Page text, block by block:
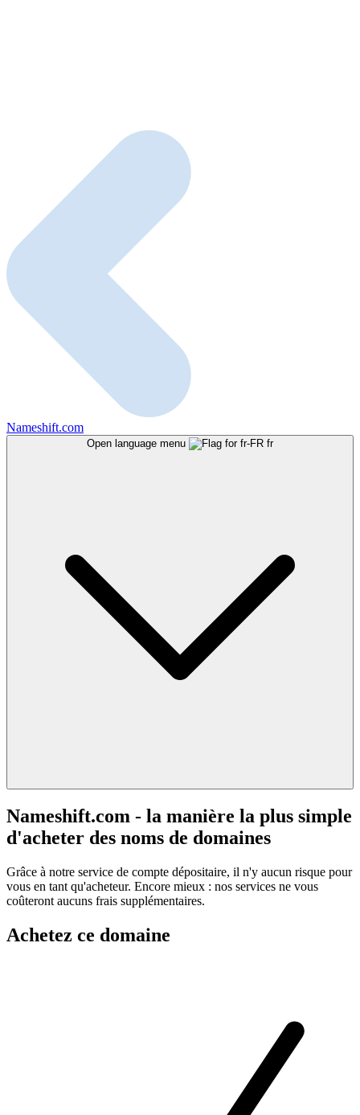
Nameshift.com
Open language menu fr
Nameshift.com - la manière la plus simple
d'acheter des noms de domaines
Grâce à notre service de compte dépositaire, il n'y aucun risque pour
vous en tant qu'acheteur. Encore mieux : nos services ne vous
coûteront aucuns frais supplémentaires.
Achetez ce domaine